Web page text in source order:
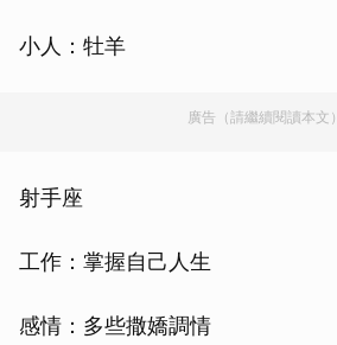
小人：牡羊
廣告（請繼續閱讀本文）
射手座
工作：掌握自己人生
感情：多些撒嬌調情